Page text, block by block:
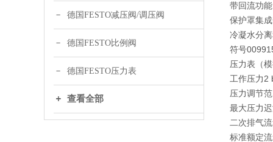
德国FESTO减压阀/调压阀
德国FESTO比例阀
德国FESTO压力表
查看全部
带回流功能
保护罩集
冷凝水分
符号
压力表（
工作压力2
压力调节
最大压力
二次排气
标准额定